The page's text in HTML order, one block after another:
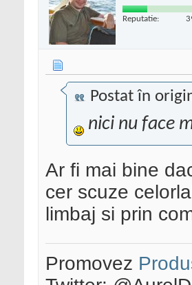
Reputatie:
Postat în
nici nu face
Ar fi mai bine
cer scuze
limbaj si prin
Promovez